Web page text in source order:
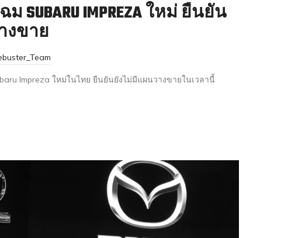
ม SUBARU IMPREZA ใหม่ ยืนยัน
งขาย
Impreza ใหม่ในไทย ยืนยันยังไม่มีแผนวางขายในเวลานี้